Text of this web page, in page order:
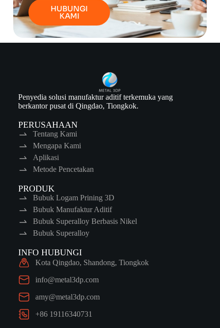
HUBUNGI
KAMI
Penyedia solusi manufaktur aditif terkemuka yang
berkantor pusat di Qingdao, Tiongkok.
PERUSAHAAN
Tentang Kami
Mengapa Kami
Aplikasi
Metode Pencetakan
PRODUK
Bubuk Logam Prining 3D
Bubuk Manufaktur Aditif
Bubuk Superalloy Berbasis Nikel
Bubuk Superalloy
INFO HUBUNGI
Kota Qingdao, Shandong, Tiongkok
info@metal3dp.com
amy@metal3dp.com
+86 19116340731